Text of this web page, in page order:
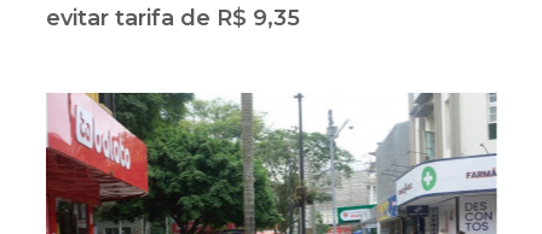
evitar tarifa de R$ 9,35